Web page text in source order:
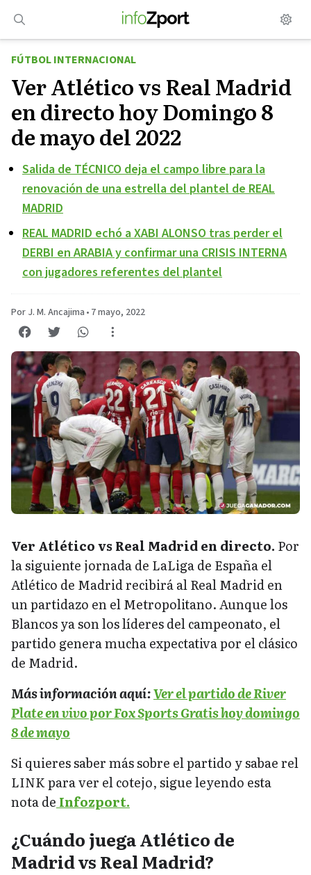
contenido
FÚTBOL INTERNACIONAL
Ver Atlético vs Real Madrid
en directo hoy Domingo 8
de mayo del 2022
Salida de TÉCNICO deja el campo libre para la
renovación de una estrella del plantel de REAL
MADRID
REAL MADRID echó a XABI ALONSO tras perder el
DERBI en ARABIA y confirmar una CRISIS INTERNA
con jugadores referentes del plantel
Por J. M. Ancajima • 7 mayo, 2022
Ver Atlético vs Real Madrid en directo. Por
la siguiente jornada de LaLiga de España el
Atlético de Madrid recibirá al Real Madrid en
un partidazo en el Metropolitano. Aunque los
Blancos ya son los líderes del campeonato, el
partido genera mucha expectativa por el clásico
de Madrid.
Más información aquí:Ver el partido de River
Plate en vivo por Fox Sports Gratis hoy domingo
8 de mayo
Si quieres saber más sobre el partido y sabae rel
LINK para ver el cotejo, sigue leyendo esta
nota de Infozport.
¿Cuándo juega Atlético de
Madrid vs Real Madrid?